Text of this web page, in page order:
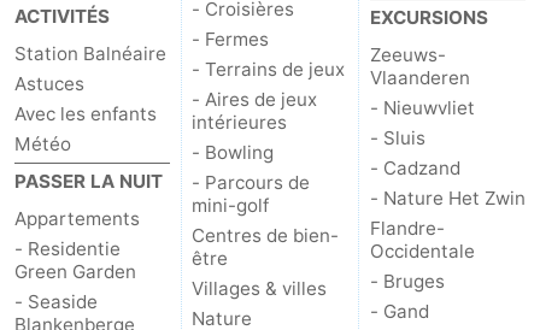
ACTIVITÉS
Station Balnéaire
Astuces
Avec les enfants
Météo
PASSER LA NUIT
Appartements
- Residentie
Green Garden
- Seaside
Blankenberge
- Croisières
- Fermes
- Terrains de jeux
- Aires de jeux
intérieures
- Bowling
- Parcours de
mini-golf
Centres de bien-
être
Villages & villes
Nature
EXCURSIONS
Zeeuws-
Vlaanderen
- Nieuwvliet
- Sluis
- Cadzand
- Nature Het Zwin
Flandre-
Occidentale
- Bruges
- Gand